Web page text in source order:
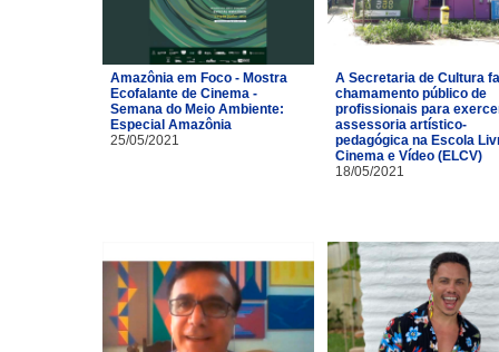
Amazônia em Foco - Mostra
Ecofalante de Cinema -
Semana do Meio Ambiente:
Especial Amazônia
25/05/2021
A Secretaria de Cultura
chamamento público de
profissionais para
assessoria artístico-
pedagógica na Escola
Cinema e Vídeo (ELCV)
18/05/2021